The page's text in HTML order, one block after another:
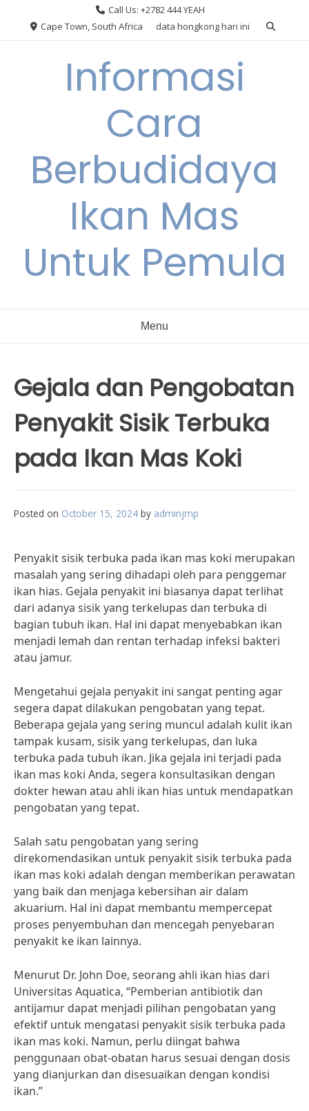
Call Us: +2782 444 YEAH
Cape Town, South Africa
data hongkong hari ini
Informasi
Cara
Berbudidaya
Ikan Mas
Untuk Pemula
Menu
Gejala dan Pengobatan
Penyakit Sisik Terbuka
pada Ikan Mas Koki
Posted on October 15, 2024 by adminjmp
Penyakit sisik terbuka pada ikan mas koki merupakan
masalah yang sering dihadapi oleh para penggemar
ikan hias. Gejala penyakit ini biasanya dapat terlihat
dari adanya sisik yang terkelupas dan terbuka di
bagian tubuh ikan. Hal ini dapat menyebabkan ikan
menjadi lemah dan rentan terhadap infeksi bakteri
atau jamur.
Mengetahui gejala penyakit ini sangat penting agar
segera dapat dilakukan pengobatan yang tepat.
Beberapa gejala yang sering muncul adalah kulit ikan
tampak kusam, sisik yang terkelupas, dan luka
terbuka pada tubuh ikan. Jika gejala ini terjadi pada
ikan mas koki Anda, segera konsultasikan dengan
dokter hewan atau ahli ikan hias untuk mendapatkan
pengobatan yang tepat.
Salah satu pengobatan yang sering
direkomendasikan untuk penyakit sisik terbuka pada
ikan mas koki adalah dengan memberikan perawatan
yang baik dan menjaga kebersihan air dalam
akuarium. Hal ini dapat membantu mempercepat
proses penyembuhan dan mencegah penyebaran
penyakit ke ikan lainnya.
Menurut Dr. John Doe, seorang ahli ikan hias dari
Universitas Aquatica, “Pemberian antibiotik dan
antijamur dapat menjadi pilihan pengobatan yang
efektif untuk mengatasi penyakit sisik terbuka pada
ikan mas koki. Namun, perlu diingat bahwa
penggunaan obat-obatan harus sesuai dengan dosis
yang dianjurkan dan disesuaikan dengan kondisi
ikan.”